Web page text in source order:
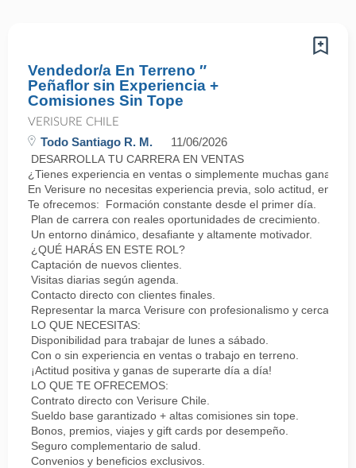
Vendedor/a En Terreno ″
Peñaflor sin Experiencia +
Comisiones Sin Tope
VERISURE CHILE
Todo Santiago R. M. 11/06/2026
DESARROLLA TU CARRERA EN VENTAS
¿Tienes experiencia en ventas o simplemente muchas ganas
En Verisure no necesitas experiencia previa, solo actitud,
Te ofrecemos: Formación constante desde el primer día.
Plan de carrera con reales oportunidades de crecimiento.
Un entorno dinámico, desafiante y altamente motivador.
¿QUÉ HARÁS EN ESTE ROL?
Captación de nuevos clientes.
Visitas diarias según agenda.
Contacto directo con clientes finales.
Representar la marca Verisure con profesionalismo y cercanía.
LO QUE NECESITAS:
Disponibilidad para trabajar de lunes a sábado.
Con o sin experiencia en ventas o trabajo en terreno.
¡Actitud positiva y ganas de superarte día a día!
LO QUE TE OFRECEMOS:
Contrato directo con Verisure Chile.
Sueldo base garantizado + altas comisiones sin tope.
Bonos, premios, viajes y gift cards por desempeño.
Seguro complementario de salud.
Convenios y beneficios exclusivos.